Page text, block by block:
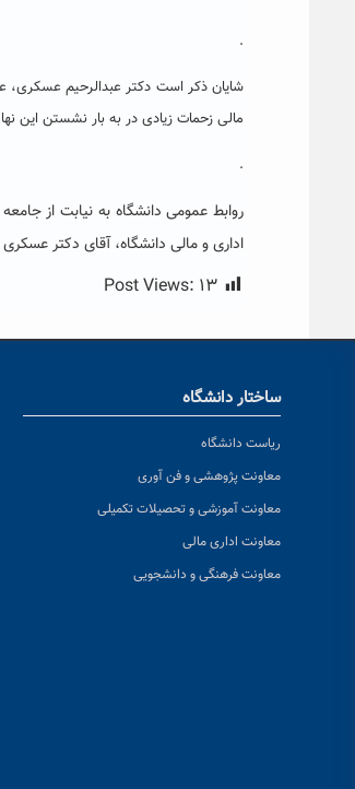
.
شایان ذکر است دکتر عبدالرحیم عسکری،
مالی زحمات زیادی در به بار نشستن این
.
روابط عمومی دانشگاه به نیابت از
اداری و مالی دانشگاه، آقای دکتر
Post Views: ۱۳
ساختار دانشگاه
ریاست دانشگاه
معاونت پژوهشی و فن آوری
معاونت آموزشی و تحصیلات تکمیلی
معاونت اداری مالی
معاونت فرهنگی و دانشجویی